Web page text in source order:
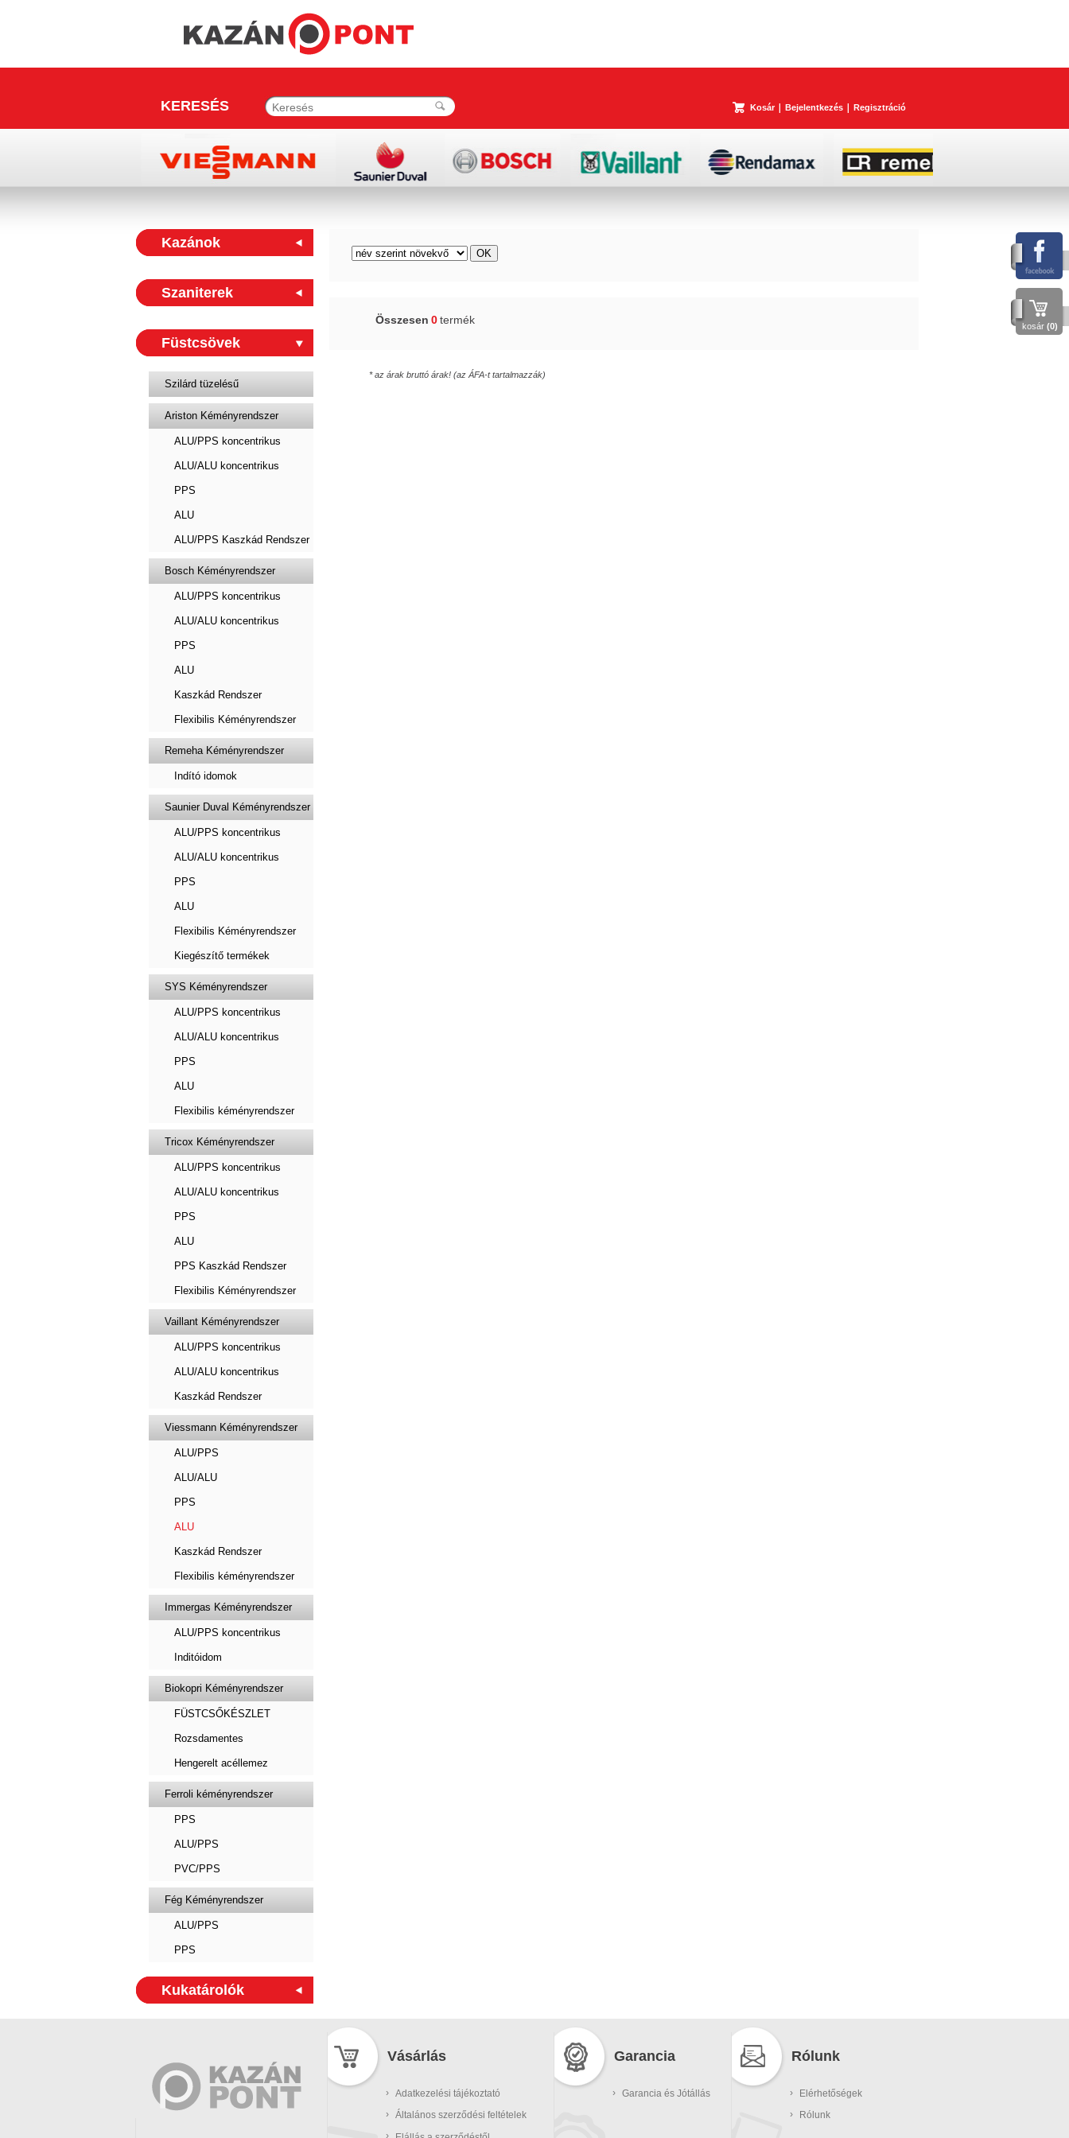
kosár (0)
KERESÉS Kosár Bejelentkezés Regisztráció
Kazánok
Szaniterek
Füstcsövek
Szilárd tüzelésű
Ariston Kéményrendszer
ALU/PPS koncentrikus
ALU/ALU koncentrikus
PPS
ALU
ALU/PPS Kaszkád Rendszer
Bosch Kéményrendszer
ALU/PPS koncentrikus
ALU/ALU koncentrikus
PPS
ALU
Kaszkád Rendszer
Flexibilis Kéményrendszer
Remeha Kéményrendszer
Indító idomok
Saunier Duval Kéményrendszer
ALU/PPS koncentrikus
ALU/ALU koncentrikus
PPS
ALU
Flexibilis Kéményrendszer
Kiegészítő termékek
SYS Kéményrendszer
ALU/PPS koncentrikus
ALU/ALU koncentrikus
PPS
ALU
Flexibilis kéményrendszer
Tricox Kéményrendszer
ALU/PPS koncentrikus
ALU/ALU koncentrikus
PPS
ALU
PPS Kaszkád Rendszer
Flexibilis Kéményrendszer
Vaillant Kéményrendszer
ALU/PPS koncentrikus
ALU/ALU koncentrikus
Kaszkád Rendszer
Viessmann Kéményrendszer
ALU/PPS
ALU/ALU
PPS
ALU
Kaszkád Rendszer
Flexibilis kéményrendszer
Immergas Kéményrendszer
ALU/PPS koncentrikus
Inditóidom
Biokopri Kéményrendszer
FÜSTCSŐKÉSZLET
Rozsdamentes
Hengerelt acéllemez
Ferroli kéményrendszer
PPS
ALU/PPS
PVC/PPS
Fég Kéményrendszer
ALU/PPS
PPS
Kukatárolók
Összesen 0 termék
* az árak bruttó árak! (az ÁFA-t tartalmazzák)
Vásárlás
›
Adatkezelési tájékoztató
›
Általános szerződési feltételek
Garancia
› Garancia és Jótállás
Rólunk
›
Elérhetőségek
›
Rólunk